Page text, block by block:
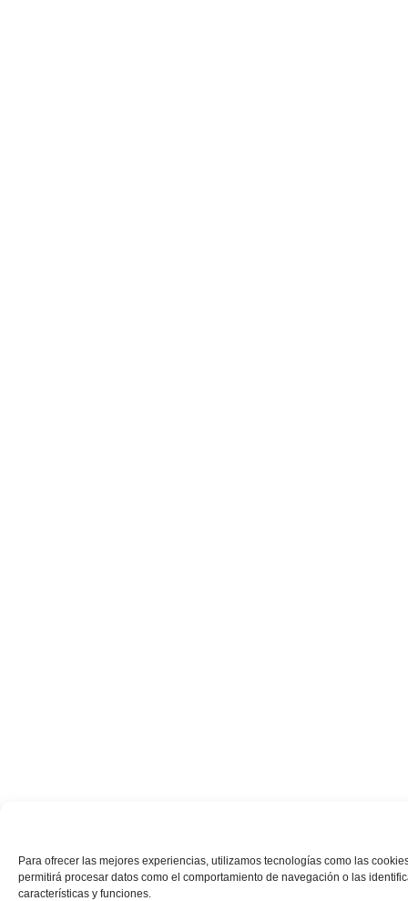
Para ofrecer las mejores experiencias, utilizamos tecnologías como las
permitirá procesar datos como el comportamiento de navegación o las
características y funciones.